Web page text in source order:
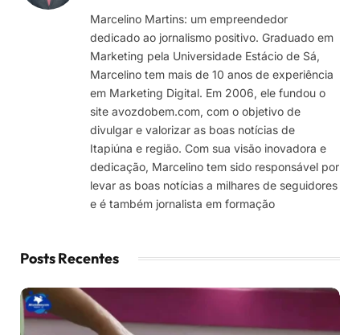
Marcelino Martins: um empreendedor
dedicado ao jornalismo positivo. Graduado em
Marketing pela Universidade Estácio de Sá,
Marcelino tem mais de 10 anos de experiência
em Marketing Digital. Em 2006, ele fundou o
site avozdobem.com, com o objetivo de
divulgar e valorizar as boas notícias de
Itapiúna e região. Com sua visão inovadora e
dedicação, Marcelino tem sido responsável por
levar as boas notícias a milhares de seguidores
e é também jornalista em formação
Posts Recentes